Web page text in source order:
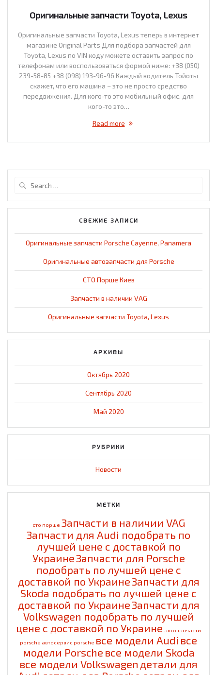
Оригинальные запчасти Toyota, Lexus
Оригинальные запчасти Toyota, Lexus теперь в интернет
магазине Original Parts Для подбора запчастей для
Toyota, Lexus по VIN коду можете оставить запрос по
телефонам или воспользоваться формой ниже: +38 (050)
239-58-85 +38 (098) 193-96-96 Каждый водитель Тойоты
скажет, что его машина – это не просто средство
передвижения. Для кого-то это мобильный офис, для
кого-то это…
Read more
СВЕЖИЕ ЗАПИСИ
Оригинальные запчасти Porsche Cayenne, Panamera
Оригинальные автозапчасти для Porsche
СТО Порше Киев
Запчасти в наличии VAG
Оригинальные запчасти Toyota, Lexus
АРХИВЫ
Октябрь 2020
Сентябрь 2020
Май 2020
РУБРИКИ
Новости
МЕТКИ
cто порше Запчасти в наличии VAG
Запчасти для Audi подобрать по
лучшей цене с доставкой по
УкраинеЗапчасти для Porsche
подобрать по лучшей цене с
доставкой по УкраинеЗапчасти для
Skoda подобрать по лучшей цене с
доставкой по УкраинеЗапчасти для
Volkswagen подобрать по лучшей
цене с доставкой по Украине автозапчасти
porsche автосервис porsche все модели Audi все
модели Porsche все модели Skoda
все модели Volkswagen детали для